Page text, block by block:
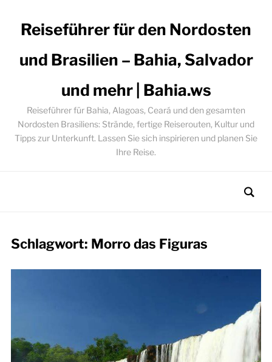
Reiseführer für den Nordosten
und Brasilien – Bahia, Salvador
und mehr | Bahia.ws
Reiseführer für Bahia, Alagoas, Ceará und den gesamten
Nordosten Brasiliens: Strände, fertige Reiserouten, Kultur und
Tipps zur Unterkunft. Lassen Sie sich inspirieren und planen Sie
Ihre Reise.
Schlagwort: Morro das Figuras